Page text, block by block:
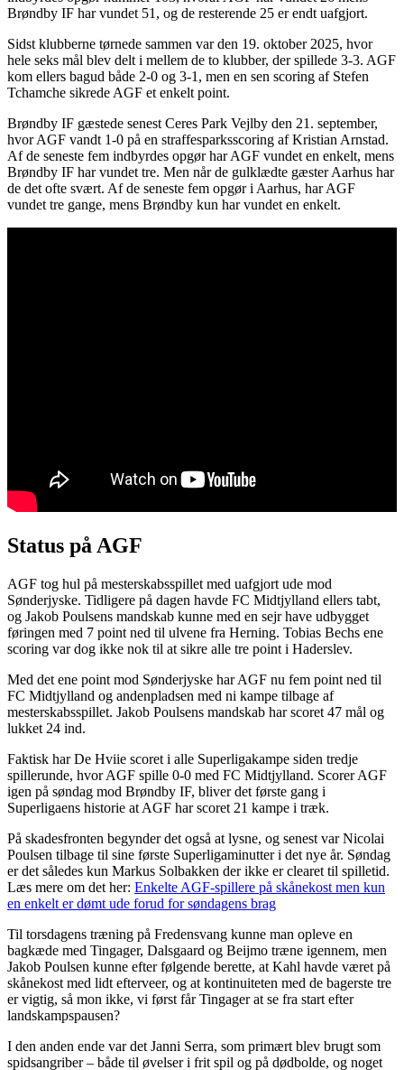
Brøndby IF har vundet 51, og de resterende 25 er endt uafgjort.
Sidst klubberne tørnede sammen var den 19. oktober 2025, hvor
hele seks mål blev delt i mellem de to klubber, der spillede 3-3. AGF
kom ellers bagud både 2-0 og 3-1, men en sen scoring af Stefen
Tchamche sikrede AGF et enkelt point.
Brøndby IF gæstede senest Ceres Park Vejlby den 21. september,
hvor AGF vandt 1-0 på en straffesparksscoring af Kristian Arnstad.
Af de seneste fem indbyrdes opgør har AGF vundet en enkelt, mens
Brøndby IF har vundet tre. Men når de gulklædte gæster Aarhus har
de det ofte svært. Af de seneste fem opgør i Aarhus, har AGF
vundet tre gange, mens Brøndby kun har vundet en enkelt.
Status på AGF
AGF tog hul på mesterskabsspillet med uafgjort ude mod
Sønderjyske. Tidligere på dagen havde FC Midtjylland ellers tabt,
og Jakob Poulsens mandskab kunne med en sejr have udbygget
føringen med 7 point ned til ulvene fra Herning. Tobias Bechs ene
scoring var dog ikke nok til at sikre alle tre point i Haderslev.
Med det ene point mod Sønderjyske har AGF nu fem point ned til
FC Midtjylland og andenpladsen med ni kampe tilbage af
mesterskabsspillet. Jakob Poulsens mandskab har scoret 47 mål og
lukket 24 ind.
Faktisk har De Hviie scoret i alle Superligakampe siden tredje
spillerunde, hvor AGF spille 0-0 med FC Midtjylland. Scorer AGF
igen på søndag mod Brøndby IF, bliver det første gang i
Superligaens historie at AGF har scoret 21 kampe i træk.
På skadesfronten begynder det også at lysne, og senest var Nicolai
Poulsen tilbage til sine første Superligaminutter i det nye år. Søndag
er det således kun Markus Solbakken der ikke er clearet til spilletid.
Læs mere om det her: Enkelte AGF-spillere på skånekost men kun
en enkelt er dømt ude forud for søndagens brag
Til torsdagens træning på Fredensvang kunne man opleve en
bagkæde med Tingager, Dalsgaard og Beijmo træne igennem, men
Jakob Poulsen kunne efter følgende berette, at Kahl havde været på
skånekost med lidt efterveer, og at kontinuiteten med de bagerste tre
er vigtig, så mon ikke, vi først får Tingager at se fra start efter
landskampspausen?
I den anden ende var det Janni Serra, som primært blev brugt som
spidsangriber – både til øvelser i frit spil og på dødbolde, og noget